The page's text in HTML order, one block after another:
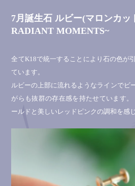
7月誕生石 ルビー(マロンカッ
RADIANT MOMENTS~
全てK18で統一することにより石の色が
ています。
ルビーの上部に流れるようなラインでビ
がらも抜群の存在感を持たせています
ールドと美しいレッドピンクの調和を感